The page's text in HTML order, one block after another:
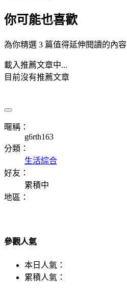
你可能也喜歡
為你精選 3 篇值得延伸閱讀的內容
載入推薦文章中...
目前沒有推薦文章
暱稱：
g6rth163
分類：
生活綜合
好友：
累積中
地區：
參觀人氣
本日人氣：
累積人氣：